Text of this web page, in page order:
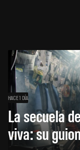
HACE 1 DÍA
La secuela
viva: su